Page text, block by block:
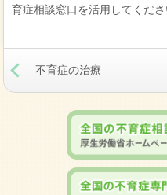
育症相談窓口を活用してくださ
不育症の治療